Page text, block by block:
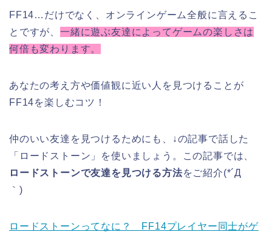
FF14…だけでなく、オンラインゲーム全般に言えるこ
とですが、 一緒に遊ぶ友達によってゲームの楽しさは
何倍も変わります。
あなたの考え方や価値観に近い人を見つけることが
FF14を楽しむコツ！
仲のいい友達を見つけるためにも、↓の記事で話した
「ロードストーン」を使いましょう。この記事では、
ロードストーンで友達を見つける方法をご紹介(*´Д
｀)
ロードストーンってなに？ FF14プレイヤー同士がゲ